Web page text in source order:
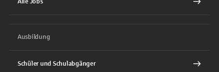
Ausbildung
Schüler und Schulabgänger